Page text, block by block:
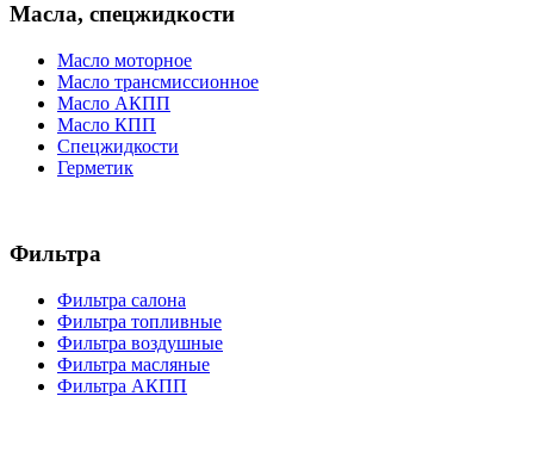
Масла, спецжидкости
Масло моторное
Масло трансмиссионное
Масло АКПП
Масло КПП
Спецжидкости
Герметик
Фильтра
Фильтра салона
Фильтра топливные
Фильтра воздушные
Фильтра масляные
Фильтра АКПП